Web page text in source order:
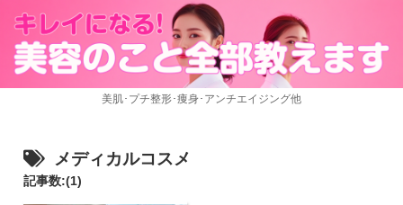
美肌･プチ整形･痩身･アンチエイジング他
メディカルコスメ
記事数:(1)